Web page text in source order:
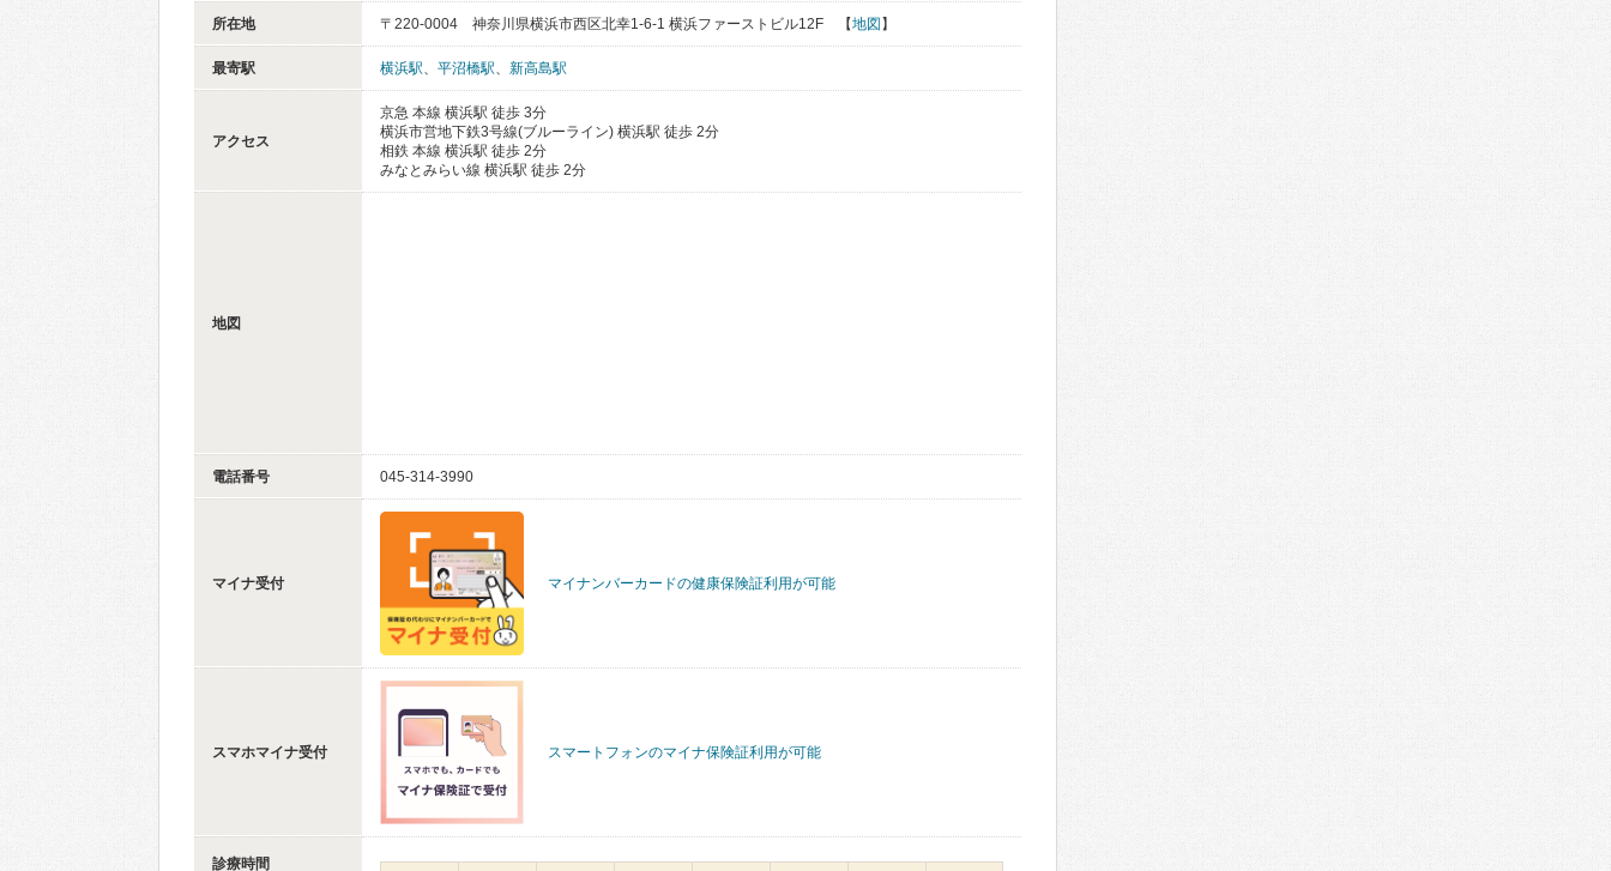
所在地 〒220-0004 神奈川県横浜市西区北幸1-6-1 横浜ファーストビル12F 【地図 】
最寄駅 横浜駅、 平沼橋駅、 新高島駅
アクセス
京急 本線 横浜駅 徒歩 3分
横浜市営地下鉄3号線(ブルーライン) 横浜駅 徒歩 2分
相鉄 本線 横浜駅 徒歩 2分
みなとみらい線 横浜駅 徒歩 2分
地図
電話番号 045-314-3990
マイナ受付 マイナンバーカードの健康保険証利用が可能
スマホマイナ受付 スマートフォンのマイナ保険証利用が可能
診療時間